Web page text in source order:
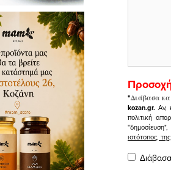
"Διάβασα
kozan.gr. Αν,
πολιτική
ιστότοπος,